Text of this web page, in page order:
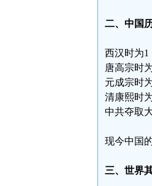
二、中国
西汉时为1
唐高宗时
元成宗时
清康熙时
中共夺取
现今中国
三、世界